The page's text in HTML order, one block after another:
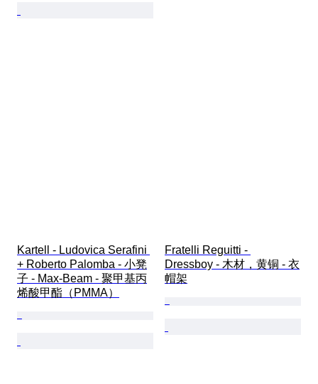
Kartell - Ludovica Serafini
+ Roberto Palomba - 小凳
子 - Max-Beam - 聚甲基丙
烯酸甲酯（PMMA）
Fratelli Reguitti -
Dressboy - 木材，黄铜 - 衣
帽架